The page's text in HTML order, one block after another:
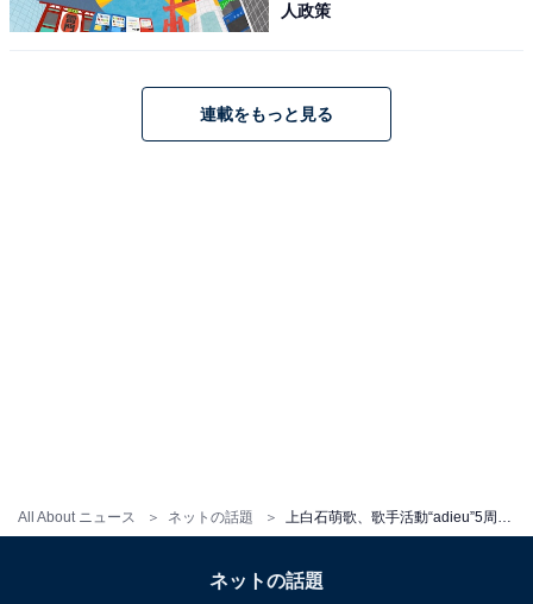
All About ニュース ネットの話題
人政策
連載をもっと見る
ネットの話題